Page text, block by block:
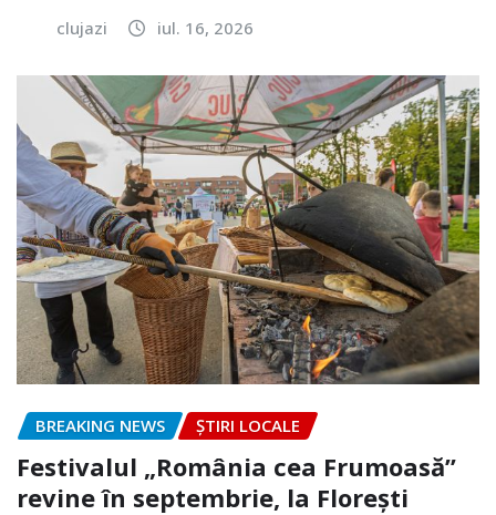
clujazi iul. 16, 2026
BREAKING NEWS ȘTIRI LOCALE
Festivalul „România cea Frumoasă”
revine în septembrie, la Florești